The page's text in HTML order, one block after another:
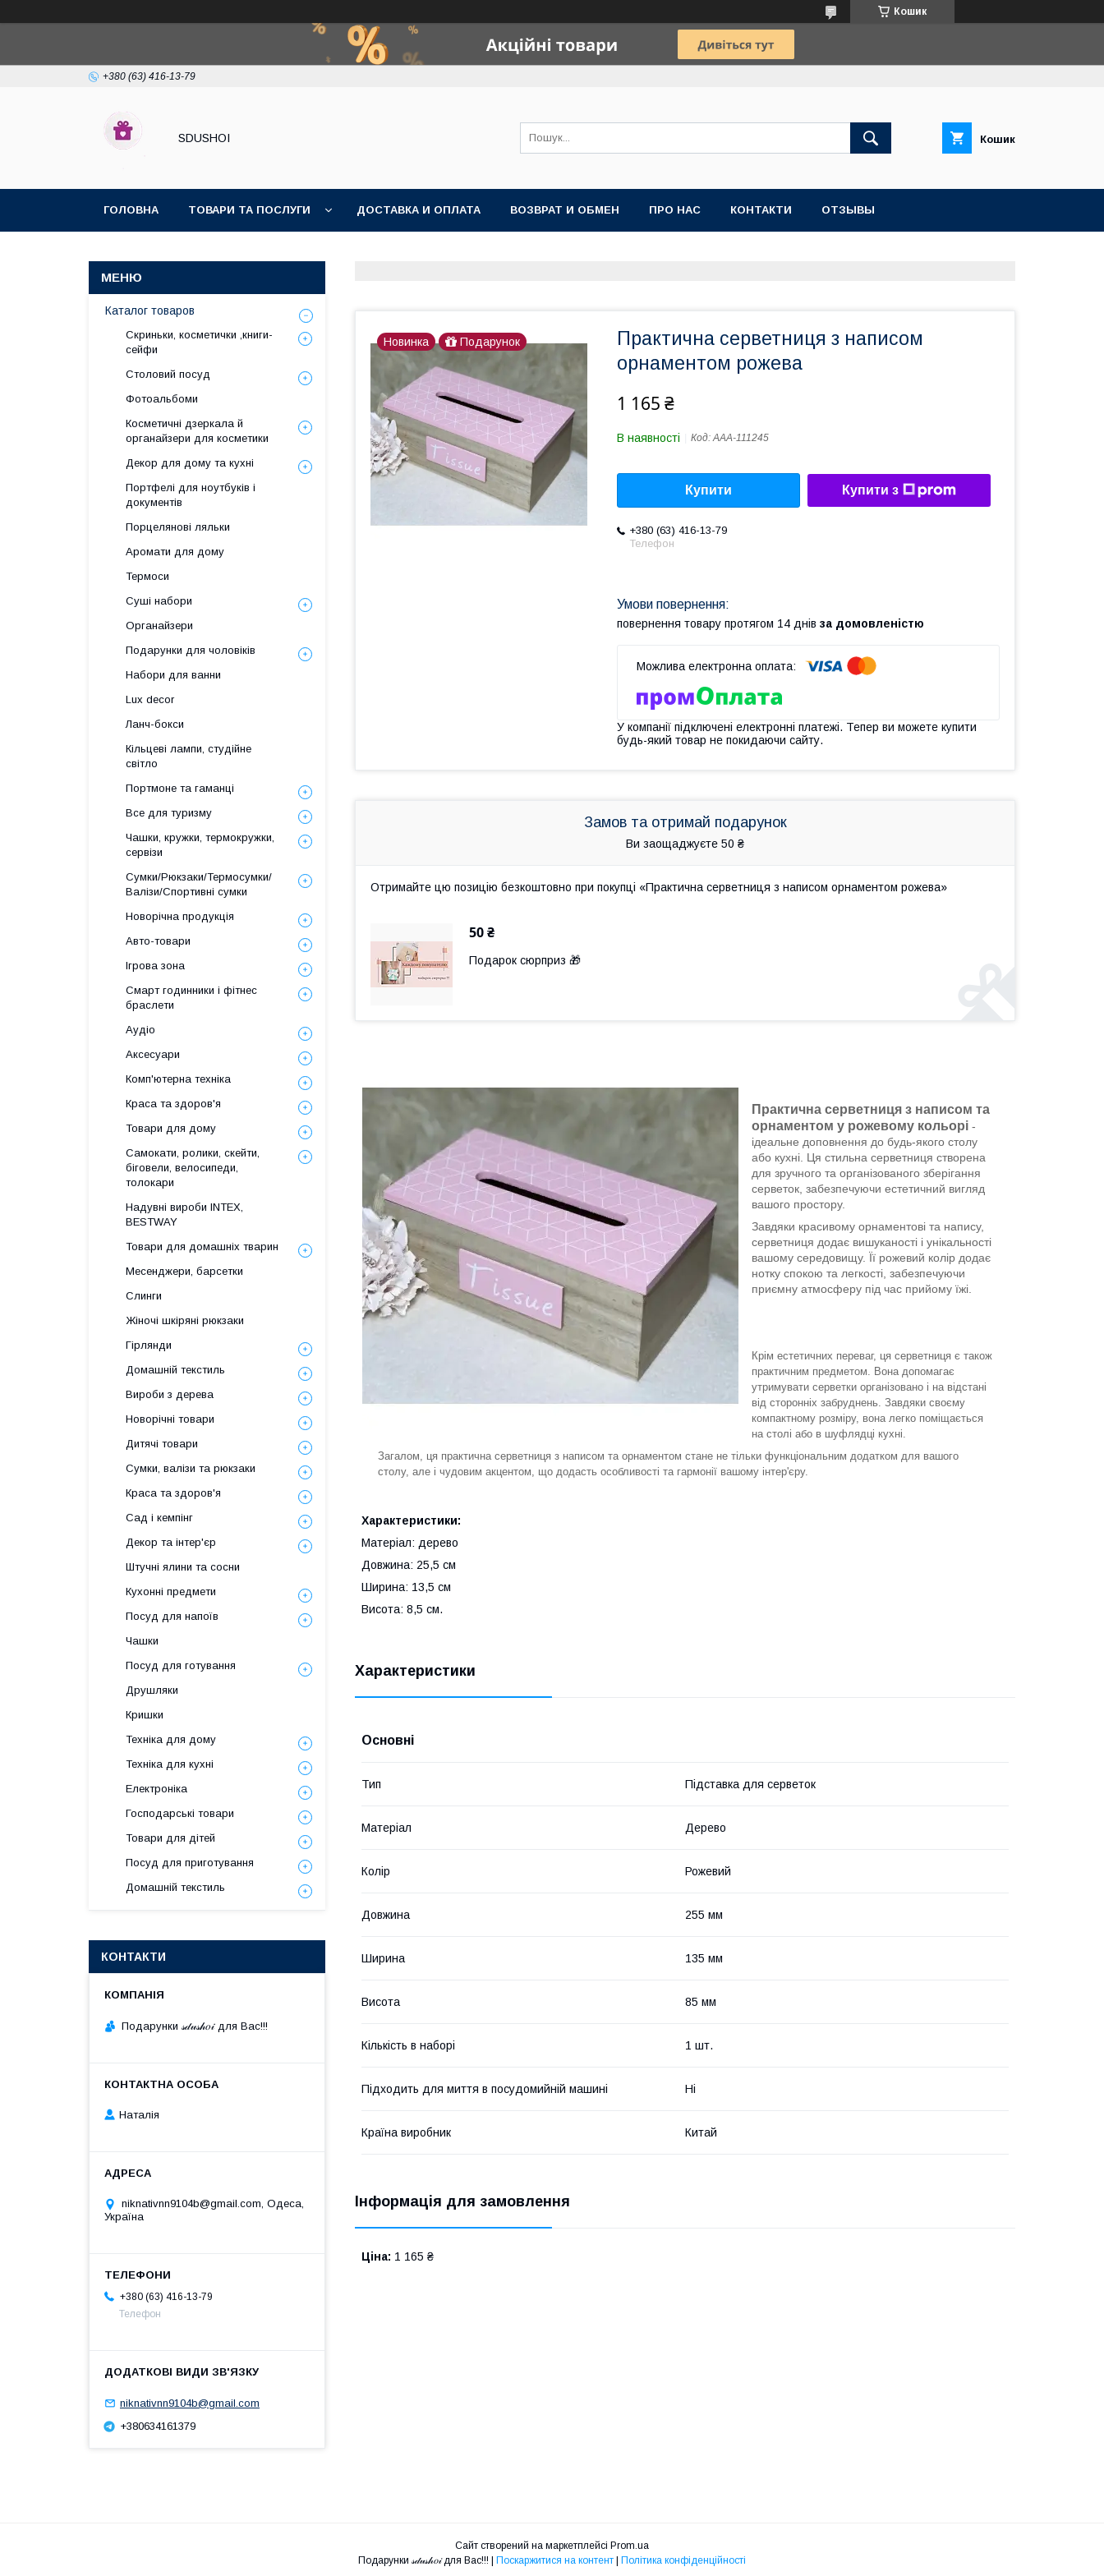
Кошик
+380 (63) 416-13-79
SDUSHOI Кошик
ГОЛОВНА ТОВАРИ ТА ПОСЛУГИ ДОСТАВКА И ОПЛАТА ВОЗВРАТ И ОБМЕН ПРО НАС КОНТАКТИ ОТЗЫВЫ
Новинка Подарунок
Практична серветниця з написом
орнаментом рожева
1 165 ₴
В наявності Код:AAA-111245
Купити Купити з
+380 (63) 416-13-79
Телефон
повернення товару протягом 14 днів за домовленістю
У компанії підключені електронні платежі. Тепер ви можете купити
будь-який товар не покидаючи сайту.
Замов та отримай подарунок
Ви заощаджуєте 50 ₴
Отримайте цю позицію безкоштовно при покупці «Практична серветниця з написом орнаментом рожева»
50 ₴
Подарок сюрприз 🎁
Практична серветниця з написом та
орнаментом у рожевому кольорі -
ідеальне доповнення до будь-якого столу
або кухні. Ця стильна серветниця створена
для зручного та організованого зберігання
серветок, забезпечуючи естетичний вигляд
вашого простору.
Завдяки красивому орнаментові та напису,
серветниця додає вишуканості і унікальності
вашому середовищу. Її рожевий колір додає
нотку спокою та легкості, забезпечуючи
приємну атмосферу під час прийому їжі.
Крім естетичних переваг, ця серветниця є також
практичним предметом. Вона допомагає
утримувати серветки організовано і на відстані
від сторонніх забруднень. Завдяки своєму
компактному розміру, вона легко поміщається
на столі або в шуфлядці кухні.
Загалом, ця практична серветниця з написом та орнаментом стане не тільки функціональним додатком для вашого
столу, але і чудовим акцентом, що додасть особливості та гармонії вашому інтер'єру.
Характеристики:
Матеріал: дерево
Довжина: 25,5 см
Ширина: 13,5 см
Висота: 8,5 см.
Характеристики
Основні
Тип Підставка для серветок
Матеріал Дерево
Колір Рожевий
Довжина 255 мм
Ширина 135 мм
Висота 85 мм
Кількість в наборі 1 шт.
Підходить для миття в посудомийній машині Ні
Країна виробник Китай
Інформація для замовлення
Ціна: 1 165 ₴
Каталог товаров
Скриньки, косметички ,книги-
сейфи
Столовий посуд
Фотоальбоми
Косметичні дзеркала й
органайзери для косметики
Декор для дому та кухні
Портфелі для ноутбуків і
документів
Порцелянові ляльки
Аромати для дому
Термоси
Суші набори
Органайзери
Подарунки для чоловіків
Набори для ванни
Lux decor
Ланч-бокси
Кільцеві лампи, студійне
світло
Портмоне та гаманці
Все для туризму
Чашки, кружки, термокружки,
сервізи
Сумки/Рюкзаки/Термосумки/
Валізи/Спортивні сумки
Новорічна продукція
Авто-товари
Ігрова зона
Смарт годинники і фітнес
браслети
Аудіо
Аксесуари
Комп'ютерна техніка
Краса та здоров'я
Товари для дому
Самокати, ролики, скейти,
біговели, велосипеди,
толокари
Надувні вироби INTEX,
BESTWAY
Товари для домашніх тварин
Месенджери, барсетки
Слинги
Жіночі шкіряні рюкзаки
Гірлянди
Домашній текстиль
Вироби з дерева
Новорічні товари
Дитячі товари
Сумки, валізи та рюкзаки
Краса та здоров'я
Сад і кемпінг
Декор та інтер'єр
Штучні ялини та сосни
Кухонні предмети
Посуд для напоїв
Чашки
Посуд для готування
Друшляки
Кришки
Техніка для дому
Техніка для кухні
Електроніка
Господарські товари
Товари для дітей
Посуд для приготування
Домашній текстиль
КОНТАКТИ
Подарунки 𝓈𝒹𝓊𝓈𝒽𝑜𝒾 для Вас!!!
Наталія
niknativnn9104b@gmail.com, Одеса,
Україна
+380 (63) 416-13-79
Телефон
niknativnn9104b@gmail.com
+380634161379
Сайт створений на маркетплейсі Prom.ua
Поскаржитися на контент Політика конфіденційності